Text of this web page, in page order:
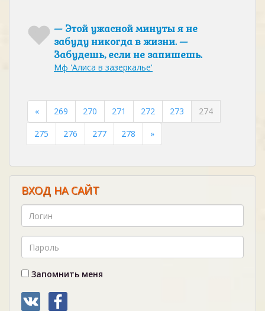
— Этой ужасной минуты я не
забуду никогда в жизни. —
Забудешь, если не запишешь.
Мф 'Алиса в зазеркалье'
« 269 270 271 272 273
274
275
276 277 278 »
ВХОД НА САЙТ
Запомнить меня